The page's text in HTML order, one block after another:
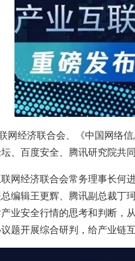
网经济联合会、《中国网络
、百度安全、腾讯研究院共
网经济联合会常务理事长何
编辑王更辉、腾讯副总裁丁
业安全行情的思考和判断，
题开展综合研判，给产业链